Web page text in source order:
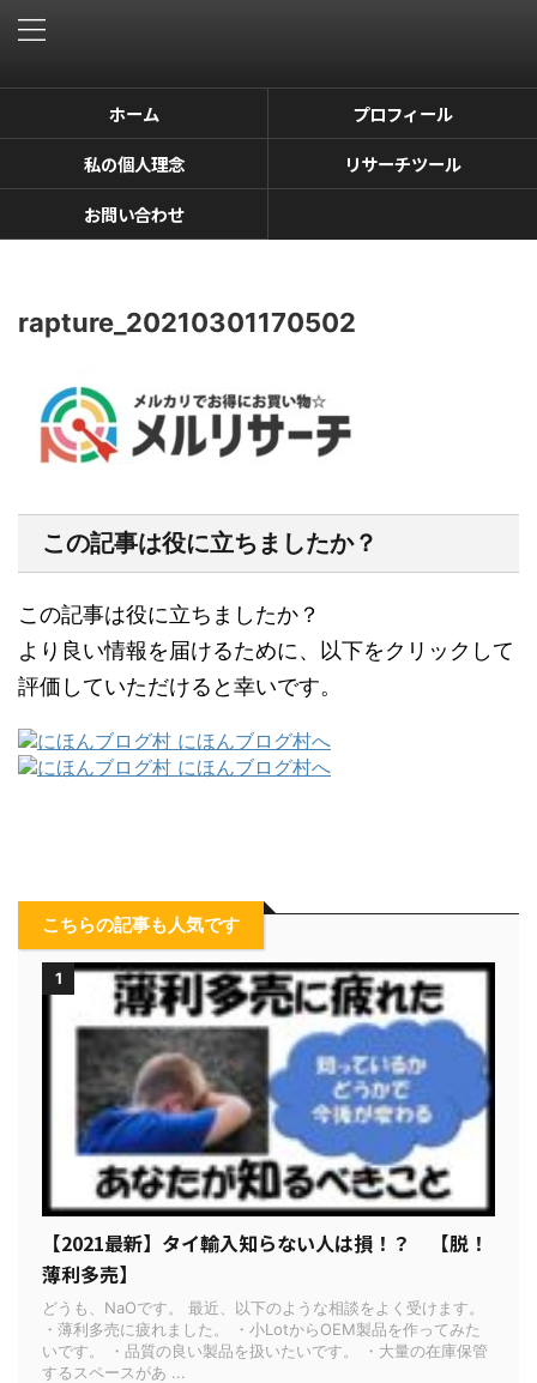
ホーム
プロフィール
私の個人理念
リサーチツール
お問い合わせ
rapture_20210301170502
この記事は役に立ちましたか？
この記事は役に立ちましたか？
より良い情報を届けるために、以下をクリックして
評価していただけると幸いです。
こちらの記事も人気です
1
【2021最新】タイ輸入知らない人は損！？ 【脱！
薄利多売】
どうも、NaOです。 最近、以下のような相談をよく受けます。
・薄利多売に疲れました。 ・小LotからOEM製品を作ってみた
いです。 ・品質の良い製品を扱いたいです。 ・大量の在庫保管
するスペースがあ ...